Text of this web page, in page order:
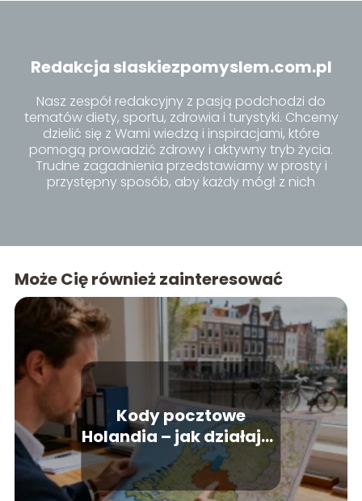
Redakcja slaskiezpomyslem.com.pl
Nasz zespół redakcyjny z pasją podchodzi do
tematów diety, sportu, zdrowia i turystyki. Chcemy
dzielić się z Wami wiedzą i inspiracjami, które
pomogą prowadzić zdrowy i aktywny tryb życia.
Trudne zagadnienia przedstawiamy w prosty i
przystępny sposób, aby każdy mógł z nich
Może Cię również zainteresować
Kody pocztowe
Holandia – jak działają i
jak je sprawdzić?